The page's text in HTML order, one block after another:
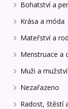
Bohatství a
Krása a móda
Mateřství a
Menstruace a
Muži a mužství
Nezařazeno
Radost, štěstí